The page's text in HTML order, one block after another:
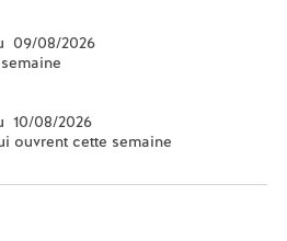
09/08/2026
10/08/2026
ouvrent cette semaine